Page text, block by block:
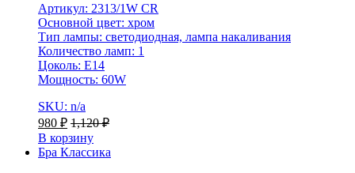
Артикул: 2313/1W CR
Основной цвет: хром
Тип лампы: светодиодная, лампа накаливания
Количество ламп: 1
Цоколь: Е14
Мощность: 60W
SKU: n/a
980 ₽ 1,120₽
В корзину
Бра Классика